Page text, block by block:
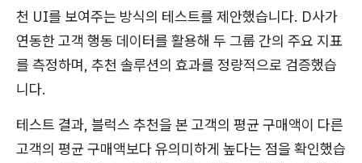
천 UI를 보여주는 방식의 테스트를 제안했습니다. D사가
연동한 고객 행동 데이터를 활용해 두 그룹 간의 주요 지표
를 측정하며, 추천 솔루션의 효과를 정량적으로 검증했습
니다.
테스트 결과, 블럭스 추천을 본 고객의 평균 구매액이 다른
고객의 평균 구매액보다 유의미하게 높다는 점을 확인했습